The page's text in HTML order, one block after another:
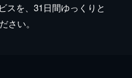
スを、31日間ゆっくりと
さい。